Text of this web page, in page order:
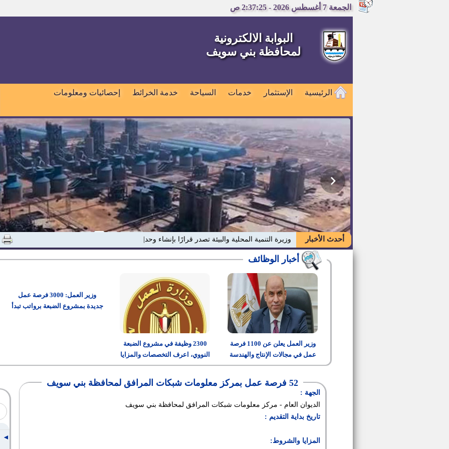
الجمعة 7 أغسطس 2026 - 2:37:26 ص
البوابة الالكترونية
لمحافظة بني سويف
الرئيسية الإستثمار خدمات السياحة خدمة الخرائط إحصائيات ومعلومات
أحدث الأخبار وزيرة التنمية المحلية والبيئة تصدر قرارًا بإنشاء وحدة "الاستدامة والمسئو|
وزير العمل يعلن عن 1100 فرصة
عمل في مجالات الإنتاج والهندسة
والتشغيل
2300 وظيفة في مشروع الضبعة
النووي، اعرف التخصصات والمزايا
وطريقة التقديم
وزير العمل: 3000 فرصة عمل
جديدة بمشروع الضبعة برواتب تبدأ
52 فرصة عمل بمركز معلومات شبكات المرافق لمحافظة بني سويف
الجهة :
الديوان العام - مركز معلومات شبكات المرافق لمحافظة بني سويف
تاريخ بداية التقديم :
المزايا والشروط: